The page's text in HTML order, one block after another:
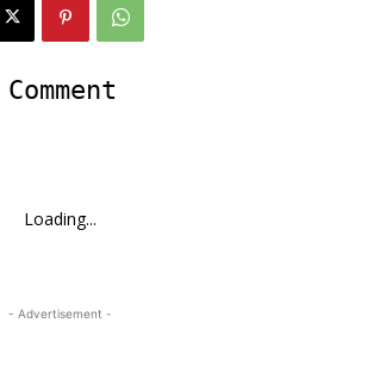
Loading...
- Advertisement -